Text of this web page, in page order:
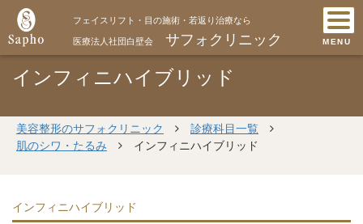
フェイスリフト・目の施術・若返り治療なら
医療法人社団白壁会 サフォクリニック MENU
インフィニハイブリッド
美容整形のサフォクリニック
診療科目一覧
肌のシワ・たるみ
インフィニハイブリッド
インフィニハイブリッド